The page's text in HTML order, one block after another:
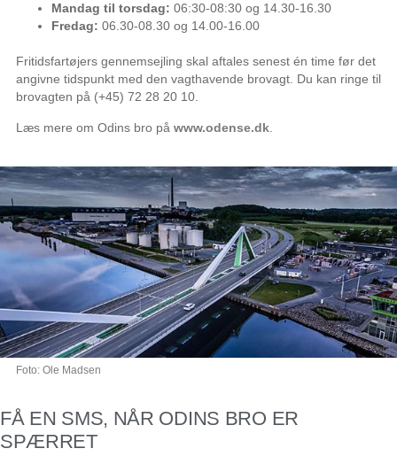
Mandag til torsdag: 06:30-08:30 og 14.30-16.30
Fredag: 06.30-08.30 og 14.00-16.00
Fritidsfartøjers gennemsejling skal aftales senest én time før det
angivne tidspunkt med den vagthavende brovagt. Du kan ringe til
brovagten på (+45) 72 28 20 10.
Læs mere om Odins bro på www.odense.dk.
Foto: Ole Madsen
FÅ EN SMS, NÅR ODINS BRO ER
SPÆRRET